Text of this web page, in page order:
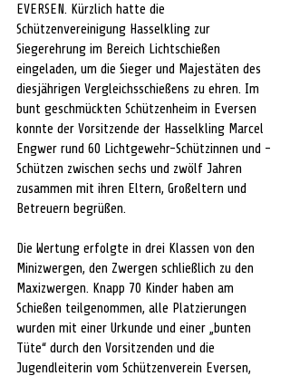
EVERSEN. Kürzlich hatte die
Schützenvereinigung Hasselkling zur
Siegerehrung im Bereich Lichtschießen
eingeladen, um die Sieger und Majestäten des
diesjährigen Vergleichsschießens zu ehren. Im
bunt geschmückten Schützenheim in Eversen
konnte der Vorsitzende der Hasselkling Marcel
Engwer rund 60 Lichtgewehr-Schützinnen und -
Schützen zwischen sechs und zwölf Jahren
zusammen mit ihren Eltern, Großeltern und
Betreuern begrüßen.
Die Wertung erfolgte in drei Klassen von den
Minizwergen, den Zwergen schließlich zu den
Maxizwergen. Knapp 70 Kinder haben am
Schießen teilgenommen, alle Platzierungen
wurden mit einer Urkunde und einer „bunten
Tüte“ durch den Vorsitzenden und die
Jugendleiterin vom Schützenverein Eversen,